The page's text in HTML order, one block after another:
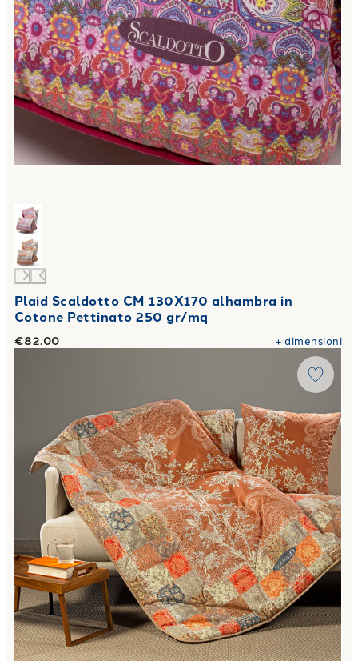
Plaid Scaldotto CM 130X170 alhambra in
Cotone Pettinato 250 gr/mq
€82.00 +dimensioni
Plaid Scaldotto CM 130X170 berry in Cotone